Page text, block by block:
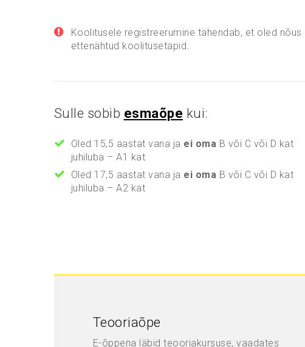
Koolitusele registreerumine tähendab, et oled
ettenähtud koolitusetapid.
Sulle sobib esmaõpe kui:
Oled 15,5 aastat vana ja ei oma B või C või D kat
juhiluba – A1 kat
Oled 17,5 aastat vana ja ei oma B või C või D kat
juhiluba – A2 kat
Teooriaõpe
E-õppena läbid teooriakursuse, vaadates